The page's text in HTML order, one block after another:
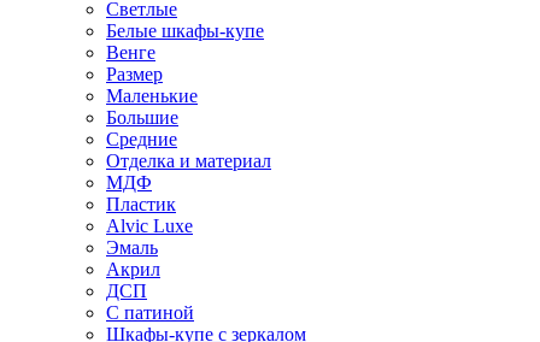
Светлые
Белые шкафы-купе
Венге
Размер
Маленькие
Большие
Средние
Отделка и материал
МДФ
Пластик
Alvic Luxe
Эмаль
Акрил
ДСП
С патиной
Шкафы-купе с зеркалом